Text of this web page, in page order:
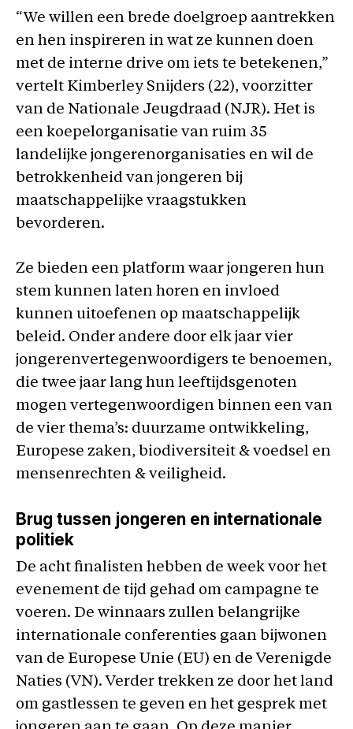
“We willen een brede doelgroep aantrekken
en hen inspireren in wat ze kunnen doen
met de interne drive om iets te betekenen,”
vertelt Kimberley Snijders (22), voorzitter
van de Nationale Jeugdraad (NJR). Het is
een koepelorganisatie van ruim 35
landelijke jongerenorganisaties en wil de
betrokkenheid van jongeren bij
maatschappelijke vraagstukken
bevorderen.
Ze bieden een platform waar jongeren hun
stem kunnen laten horen en invloed
kunnen uitoefenen op maatschappelijk
beleid. Onder andere door elk jaar vier
jongerenvertegenwoordigers te benoemen,
die twee jaar lang hun leeftijdsgenoten
mogen vertegenwoordigen binnen een van
de vier thema’s: duurzame ontwikkeling,
Europese zaken, biodiversiteit & voedsel en
mensenrechten & veiligheid.
Brug tussen jongeren en internationale
politiek
De acht finalisten hebben de week voor het
evenement de tijd gehad om campagne te
voeren. De winnaars zullen belangrijke
internationale conferenties gaan bijwonen
van de Europese Unie (EU) en de Verenigde
Naties (VN). Verder trekken ze door het land
om gastlessen te geven en het gesprek met